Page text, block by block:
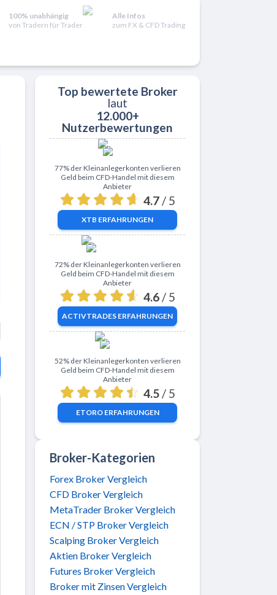
100% unabhängig
von Tradern für Trader
Alle Infos
zum FX & CFD Trading
Top bewertete Broker
laut
12.000+
Nutzerbewertungen
Zu XTB
77% der Kleinanlegerkonten verlieren
Geld beim CFD-Handel mit diesem
Anbieter
4.7 / 5
XTB ERFAHRUNGEN
Zu ActivTrades
72% der Kleinanlegerkonten verlieren
Geld beim CFD-Handel mit diesem
Anbieter
4.6 / 5
ACTIVTRADES ERFAHRUNGEN
Zu eToro
52% der Kleinanlegerkonten verlieren
Geld beim CFD-Handel mit diesem
Anbieter
4.5 / 5
ETOROERFAHRUNGEN
Broker-Kategorien
Forex Broker Vergleich
CFD Broker Vergleich
MetaTrader Broker Vergleich
ECN / STP Broker Vergleich
Scalping Broker Vergleich
Aktien Broker Vergleich
Futures Broker Vergleich
Broker mit Zinsen Vergleich